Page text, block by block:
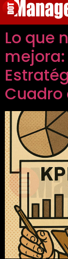
Lo que
Cuadro